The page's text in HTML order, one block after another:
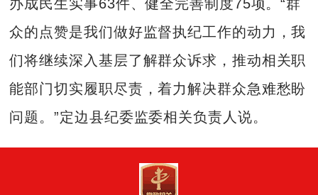
办成民生实事63件、健全完善制度75项。“群
众的点赞是我们做好监督执纪工作的动力，我
们将继续深入基层了解群众诉求，推动相关职
能部门切实履职尽责，着力解决群众急难愁盼
问题。”定边县纪委监委相关负责人说。